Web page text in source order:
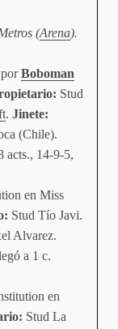
(Arena).
Boboman
Stud
. Jinete:
(Chile).
acts., 14-9-5,
en Miss
Stud Tío Javi.
Alvarez.
a 1 c.
en
Stud La